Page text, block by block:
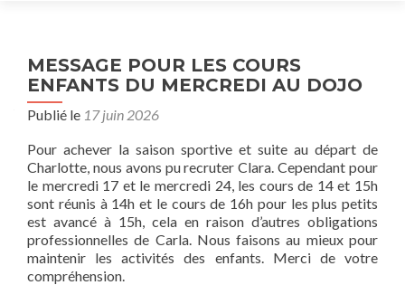
MESSAGE POUR LES COURS
ENFANTS DU MERCREDI AU DOJO
Publié le 17 juin 2026
Pour achever la saison sportive et suite au départ de
Charlotte, nous avons pu recruter Clara. Cependant pour
le mercredi 17 et le mercredi 24, les cours de 14 et 15h
sont réunis à 14h et le cours de 16h pour les plus petits
est avancé à 15h, cela en raison d’autres obligations
professionnelles de Carla. Nous faisons au mieux pour
maintenir les activités des enfants. Merci de votre
compréhension.